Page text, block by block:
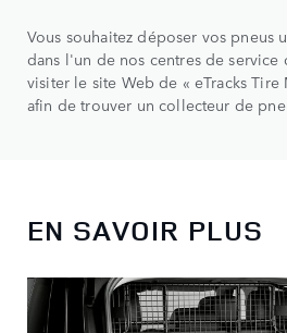
Vous souhaitez déposer vos pneus
dans l'un de nos centres de
visiter le site Web de « eTracks Tire
afin de trouver un collecteur de
EN SAVOIR PLUS